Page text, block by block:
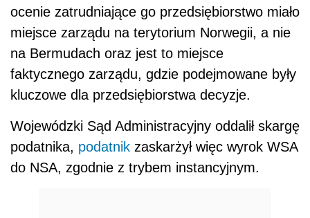
ocenie zatrudniające go przedsiębiorstwo miało
miejsce zarządu na terytorium Norwegii, a nie
na Bermudach oraz jest to miejsce
faktycznego zarządu, gdzie podejmowane były
kluczowe dla przedsiębiorstwa decyzje.
Wojewódzki Sąd Administracyjny oddalił skargę
podatnika, podatnik zaskarżył więc wyrok WSA
do NSA, zgodnie z trybem instancyjnym.